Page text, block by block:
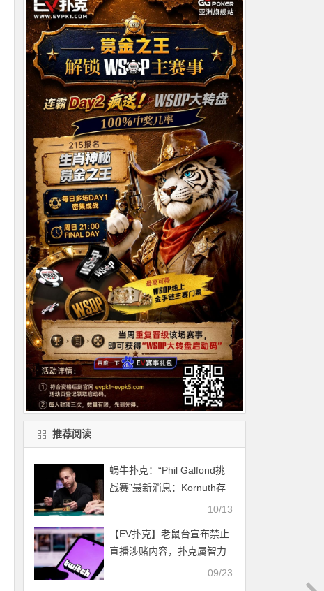
推荐阅读
蜗牛扑克：“Phil Galfond挑
战赛”最新消息：Kornuth存
款被限制，比赛被迫暂停！
10/13
【EV扑克】老鼠台宣布禁止
直播涉赌内容，扑克属智力
09/23